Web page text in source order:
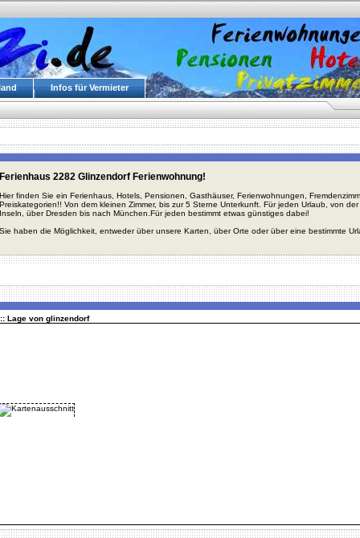
Infos für Vermieter
Ferienhaus 2282 Glinzendorf Ferienwohnung!
Hier finden Sie ein Ferienhaus, Hotels, Pensionen, Gasthäuser, Ferienwohnungen,
Preiskategorien!! Von dem kleinen Zimmer, bis zur 5 Sterne Unterkunft. Für jeden Urlaub, von
Inseln, über Dresden bis nach München.Für jeden bestimmt etwas günstiges dabei!
Sie haben die Möglichkeit, entweder über unsere Karten, über Orte oder über eine bestimmte
.:: Lage von glinzendorf